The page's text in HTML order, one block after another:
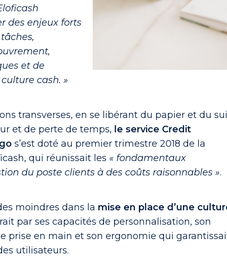
des enjeux forts
et de
cash. »
transverses, en se libérant du papier et du
et de perte de temps, le service Credit
s’est doté au premier trimestre 2018 de la
qui réunissait les « fondamentaux
du poste clients à des coûts raisonnables ».
moindres dans la mise en place d’une
par ses capacités de personnalisation, son
prise en main et son ergonomie qui
utilisateurs.